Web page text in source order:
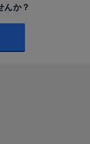
んか？